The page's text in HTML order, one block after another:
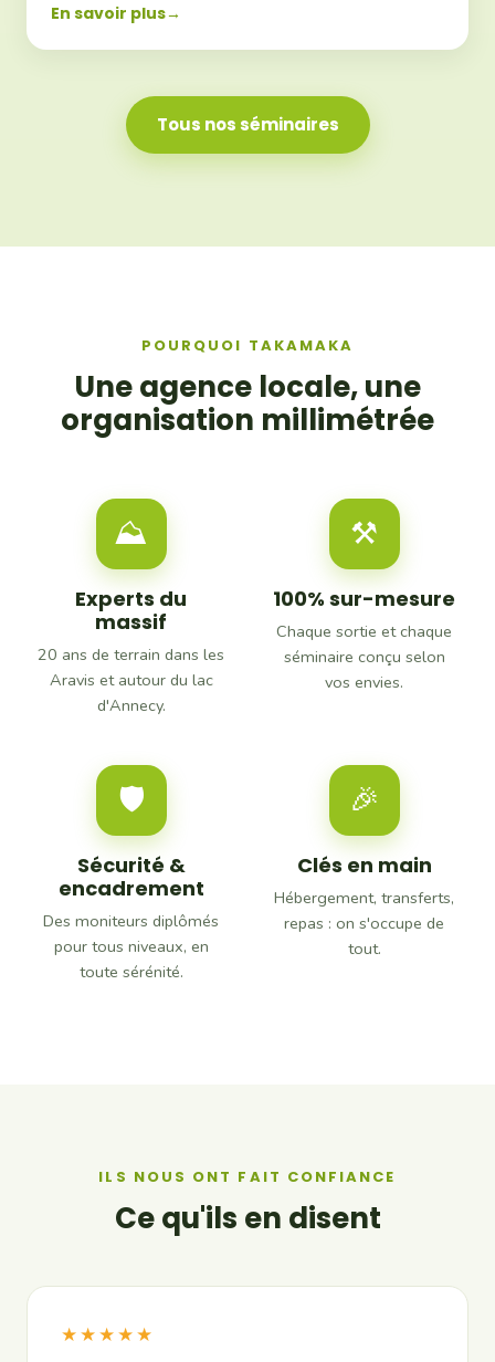
En savoir plus
Tous nos séminaires
POURQUOI TAKAMAKA
Une agence locale, une
organisation millimétrée
⛰
Experts du
massif
20 ans de terrain dans les
Aravis et autour du lac
d'Annecy.
⚒
100% sur-mesure
Chaque sortie et chaque
séminaire conçu selon
vos envies.
🛡
Sécurité &
encadrement
Des moniteurs diplômés
pour tous niveaux, en
toute sérénité.
🎉
Clés en main
Hébergement, transferts,
repas : on s'occupe de
tout.
ILS NOUS ONT FAIT CONFIANCE
Ce qu'ils en disent
★★★★★